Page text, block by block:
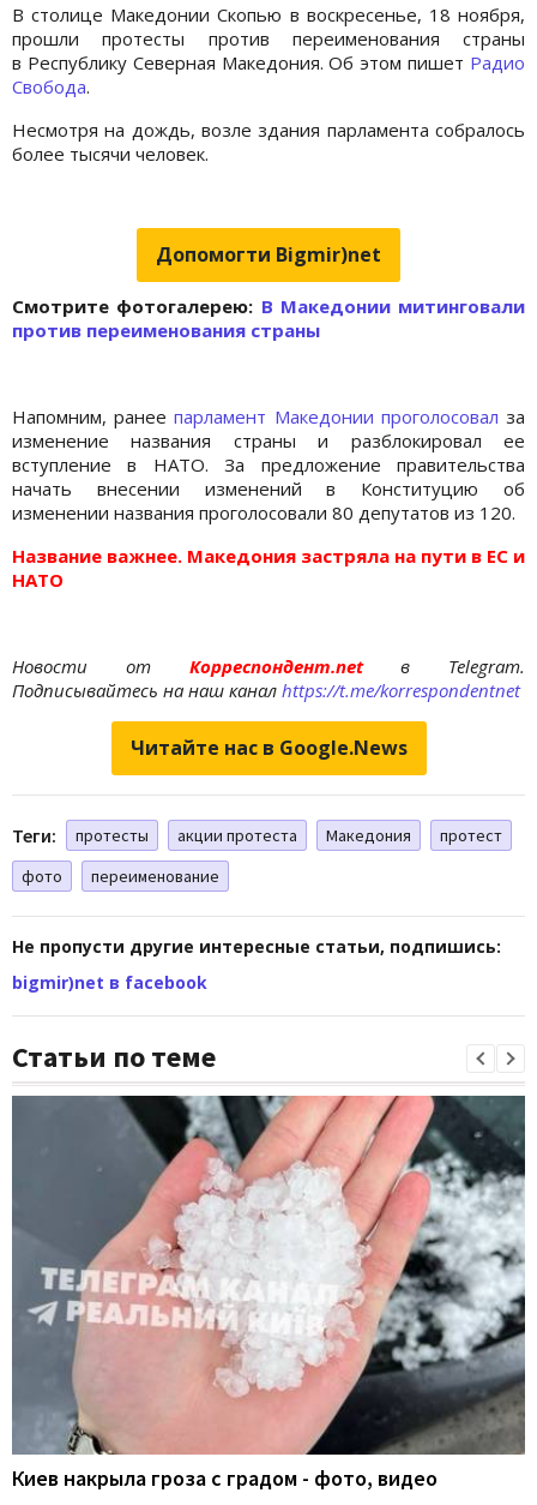
В столице Македонии Скопью в воскресенье, 18 ноября,
прошли протесты против переименования страны
в Республику Северная Македония. Об этом пишет Радио
Свобода.
Несмотря на дождь, возле здания парламента собралось
более тысячи человек.
Допомогти Bigmir)net
Cмотрите фотогалерею: В Македонии митинговали
против переименования страны
Напомним, ранеепарламент Македонии проголосовал за
изменение названия страны и разблокировал ее
вступление в НАТО. За предложение правительства
начать внесении изменений в Конституцию об
изменении названия проголосовали 80 депутатов из 120.
Название важнее. Македония застряла на пути в ЕС и
НАТО
Новости отКорреспондент.netв Telegram.
Подписывайтесь на наш канал https://t.me/korrespondentnet
Читайте нас в Google.News
Теги: протесты акции протеста Македония
протест
фото
переименование
Не пропусти другие интересные статьи, подпишись:
bigmir)net в facebook
Статьи по теме
Киев накрыла гроза с градом - фото, видео